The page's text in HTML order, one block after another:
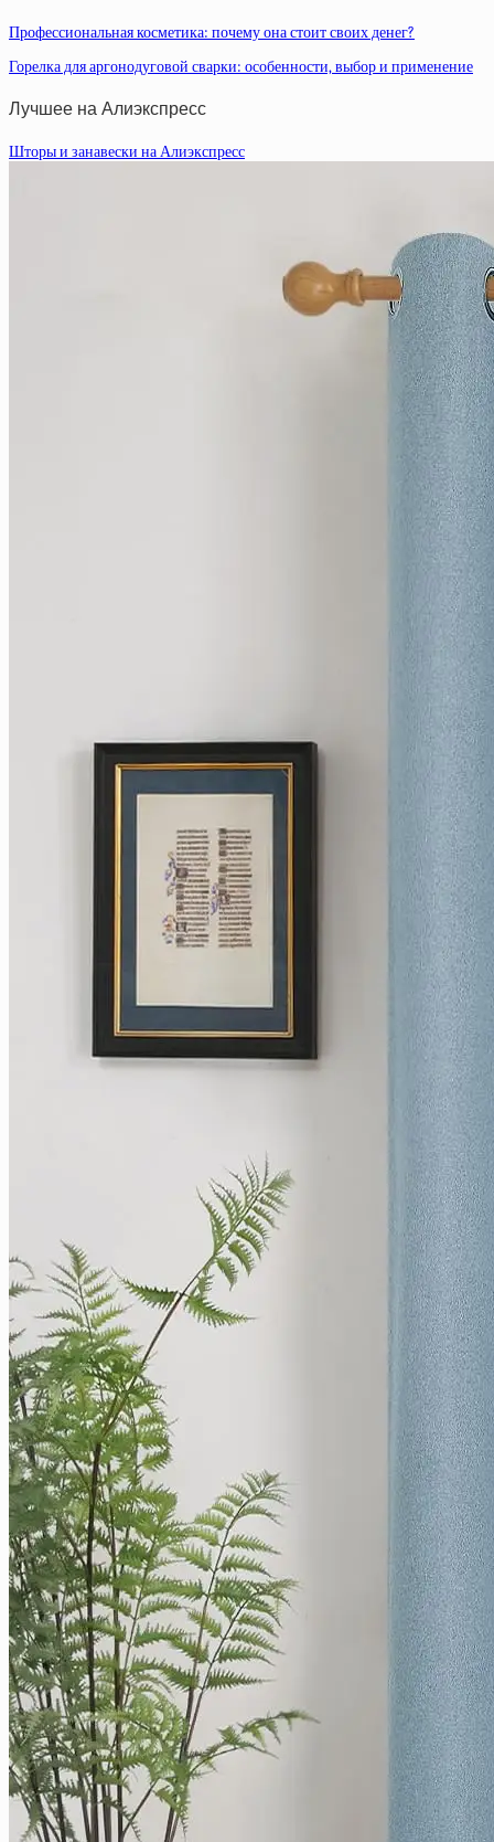
Профессиональная косметика: почему она стоит своих денег?
Горелка для аргонодуговой сварки: особенности, выбор и применение
Лучшее на Алиэкспресс
Шторы и занавески на Алиэкспресс